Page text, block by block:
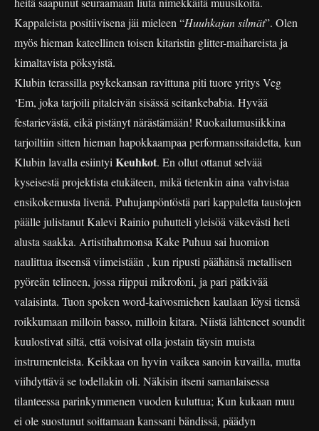
Kappaleista positiivisena jäi mieleen “Huuhkajan silmät”. Olen
myös hieman kateellinen toisen kitaristin glitter-maihareista ja
kimaltavista pöksyistä.
Klubin terassilla psykekansan ravittuna piti tuore yritys Veg
‘Em, joka tarjoili pitaleivän sisässä seitankebabia. Hyvää
festarievästä, eikä pistänyt närästämään! Ruokailumusiikkina
tarjoiltiin sitten hieman hapokkaampaa performanssitaidetta, kun
Klubin lavalla esiintyi Keuhkot. En ollut ottanut selvää
kyseisestä projektista etukäteen, mikä tietenkin aina vahvistaa
ensikokemusta livenä. Puhujanpöntöstä pari kappaletta taustojen
päälle julistanut Kalevi Rainio puhutteli yleisöä väkevästi heti
alusta saakka. Artistihahmonsa Kake Puhuu sai huomion
naulittua itseensä viimeistään , kun ripusti päähänsä metallisen
pyöreän telineen, jossa riippui mikrofoni, ja pari pätkivää
valaisinta. Tuon spoken word-kaivosmiehen kaulaan löysi tiensä
roikkumaan milloin basso, milloin kitara. Niistä lähteneet soundit
kuulostivat siltä, että voisivat olla jostain täysin muista
instrumenteista. Keikkaa on hyvin vaikea sanoin kuvailla, mutta
viihdyttävä se todellakin oli. Näkisin itseni samanlaisessa
tilanteessa parinkymmenen vuoden kuluttua; Kun kukaan muu
ei ole suostunut soittamaan kanssani bändissä, päädyn